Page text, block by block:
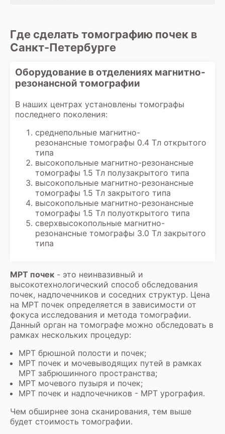
Где сделать томографию почек в
Санкт-Петербурге
Оборудование в отделениях магнитно-
резонансной томографии
В наших центрах установлены томографы
последнего поколения:
среднепольные магнитно-
резонансные томографы 0.4 Тл открытого
типа
высокопольные магнитно-резонансные
томографы 1.5 Тл полузакрытого типа
высокопольные магнитно-резонансные
томографы 1.5 Тл закрытого типа
высокопольные магнитно-резонансные
томографы 1.5 Тл полуоткрытого типа
сверхвысокопольные магнитно-
резонансные томографы 3.0 Тл закрытого
типа
МРТ почек - это неинвазивный и
высокотехнологический способ обследования
почек, надпочечников и соседних структур. Цена
на МРТ почек определяется в зависимости от
фокуса исследования и метода томографии.
Данный орган на томографе можно обследовать в
рамках нескольких процедур:
МРТ брюшной полости и почек;
МРТ почек и мочевыводящих путей в рамках
МРТ забрюшинного пространства;
МРТ мочевого пузыря и почек;
МРТ почек и надпочечников - МРТ урография.
Чем обширнее зона сканирования, тем выше
будет стоимость томографии.